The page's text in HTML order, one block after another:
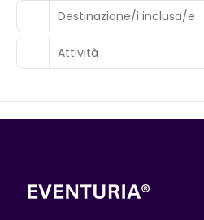
Destinazione/i inclusa/e
Attività